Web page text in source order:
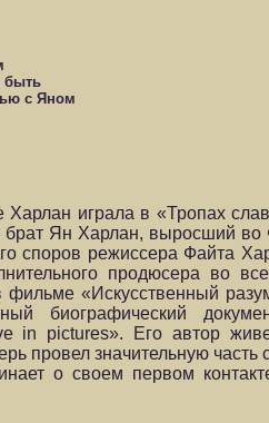
быть
с Яном
Харлан играла в «Тропах
брат Ян Харлан, выросший во
споров режиссера Файта
продюсера во
«Искусственный
биографический
in pictures». Его автор
провел значительную часть
о своем первом